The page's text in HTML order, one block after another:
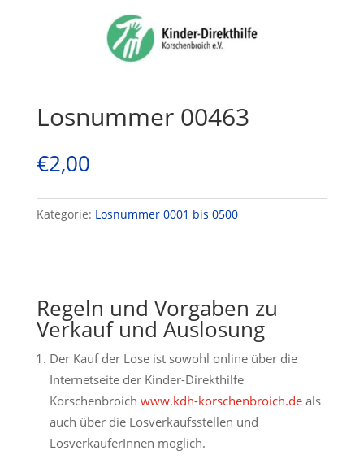
Losnummer 00463
€2,00
Kategorie: Losnummer 0001 bis 0500
Regeln und Vorgaben zu
Verkauf und Auslosung
Der Kauf der Lose ist sowohl online über die
Internetseite der Kinder-Direkthilfe
Korschenbroich www.kdh-korschenbroich.deals
auch über die Losverkaufsstellen und
LosverkäuferInnen möglich.